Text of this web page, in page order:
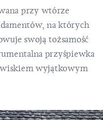
przy wtórze
na których
swoją tożsamość
przyśpiewka
wyjątkowym